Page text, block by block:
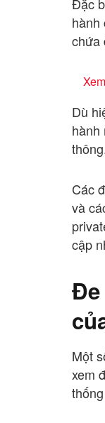
hành
chứa
Dù
hành
Các
và
cập
Đe
Một
xem